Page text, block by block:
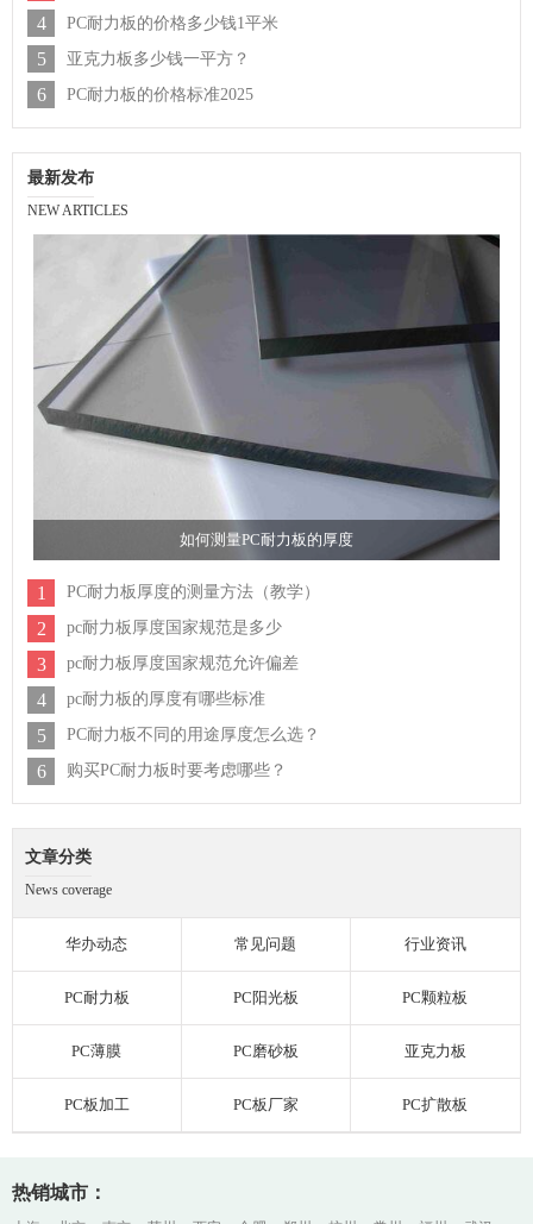
4 PC耐力板的价格多少钱1平米
5 亚克力板多少钱一平方？
6 PC耐力板的价格标准2025
最新发布
NEW ARTICLES
如何测量PC耐力板的厚度
1 PC耐力板厚度的测量方法（教学）
2 pc耐力板厚度国家规范是多少
3 pc耐力板厚度国家规范允许偏差
4 pc耐力板的厚度有哪些标准
5 PC耐力板不同的用途厚度怎么选？
6 购买PC耐力板时要考虑哪些？
文章分类
News coverage
华办动态 常见问题 行业资讯
PC耐力板 PC阳光板 PC颗粒板
PC薄膜 PC磨砂板 亚克力板
PC板加工 PC板厂家 PC扩散板
热销城市：